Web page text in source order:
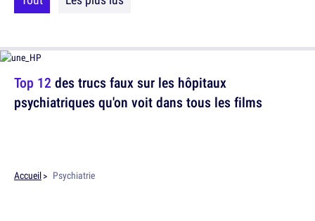
Top 12 des trucs faux sur les hôpitaux
psychiatriques qu'on voit dans tous les films
Accueil Psychiatrie